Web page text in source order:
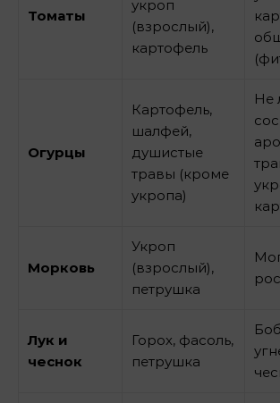
Томаты
укроп
(взрослый),
картофель
Огурцы
Картофель,
шалфей,
душистые
травы (кроме
укропа)
Не
Морковь
Укроп
(взрослый),
петрушка
Лук и
чеснок
Горох, фасоль,
петрушка